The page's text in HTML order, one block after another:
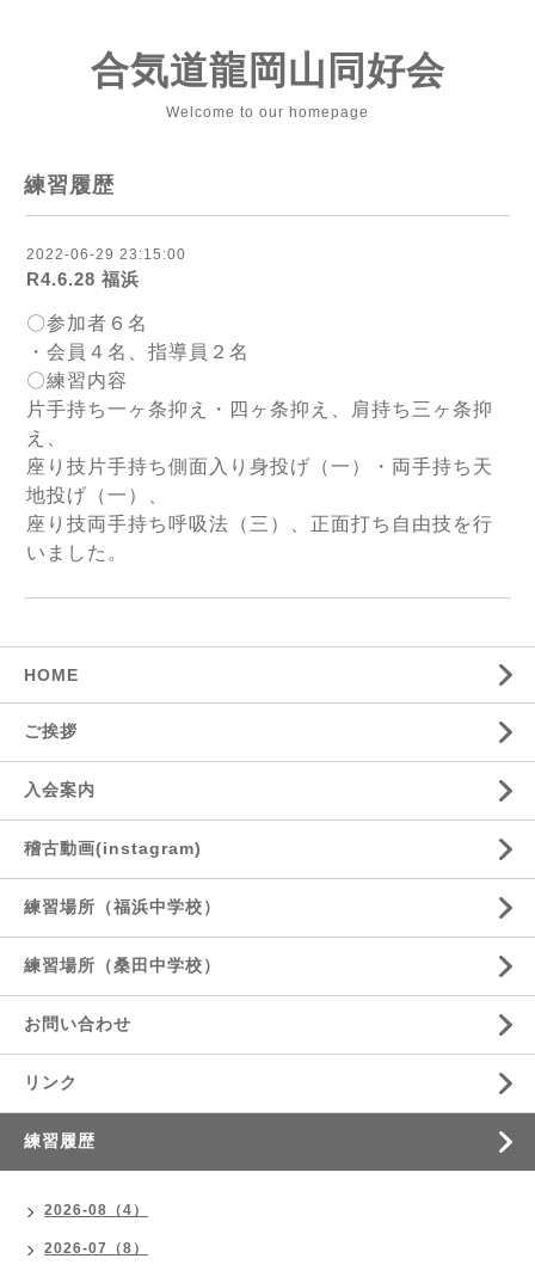
合気道龍岡山同好会
Welcome to our homepage
練習履歴
2022-06-29 23:15:00
R4.6.28 福浜
〇参加者６名
・会員４名、指導員２名
〇練習内容
片手持ち一ヶ条抑え・四ヶ条抑え、肩持ち三ヶ条抑
え、
座り技片手持ち側面入り身投げ（一）・両手持ち天
地投げ（一）、
座り技両手持ち呼吸法（三）、正面打ち自由技を行
いました。
HOME
ご挨拶
入会案内
稽古動画(instagram)
練習場所（福浜中学校）
練習場所（桑田中学校）
お問い合わせ
リンク
練習履歴
2026-08（4）
2026-07（8）